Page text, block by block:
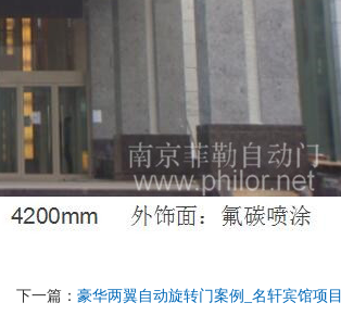
下一篇： 豪华两翼自动旋转门案例_名轩宾馆项目